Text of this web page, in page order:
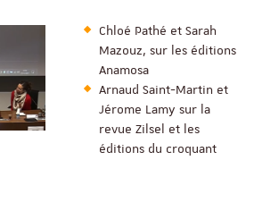
Chloé Pathé et Sarah
Mazouz, sur les éditions
Anamosa
Arnaud Saint-Martin et
Jérome Lamy sur la
revue Zilsel et les
éditions du croquant